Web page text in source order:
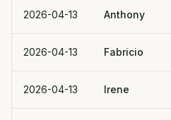
2026-04-13 Anthony
2026-04-13 Fabricio
2026-04-13 Irene